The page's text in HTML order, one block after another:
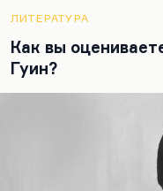
не сделал. Мне
полемизирует с
мне, конечно,
Дяченки — Мария
фактически
потеряла двух
ЛИТЕРАТУРА
Как вы
Гуин?